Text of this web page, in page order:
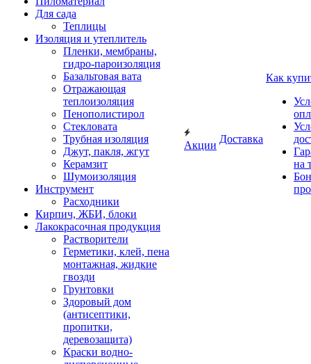
Для сада
Теплицы
Изоляция и утеплитель
Пленки, мембраны,
гидро-пароизоляция
Базальтовая вата
Отражающая
теплоизоляция
Пенополистирол
Стекловата
Трубная изоляция
Джут, пакля, жгут
Керамзит
Шумоизоляция
Инструмент
Расходники
Кирпич, ЖБИ, блоки
Лакокрасочная продукция
Растворители
Герметики, клей, пена
монтажная, жидкие
гвозди
Грунтовки
Здоровый дом
(антисептики,
пропитки,
деревозащита)
Краски водно-
Акции
Доставка
Как
на